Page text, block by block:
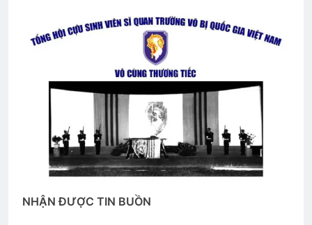
Mộng đêm xuân
2 Years Ago 2 Years Ago
CSVSQ Lại Đình Đán K18
3 Years Ago
3 Years Ago
NHẬN ĐƯỢC TIN BUỒN